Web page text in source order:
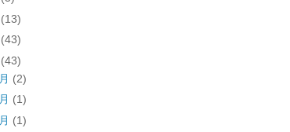
(13)
(43)
(43)
(2)
(1)
(1)